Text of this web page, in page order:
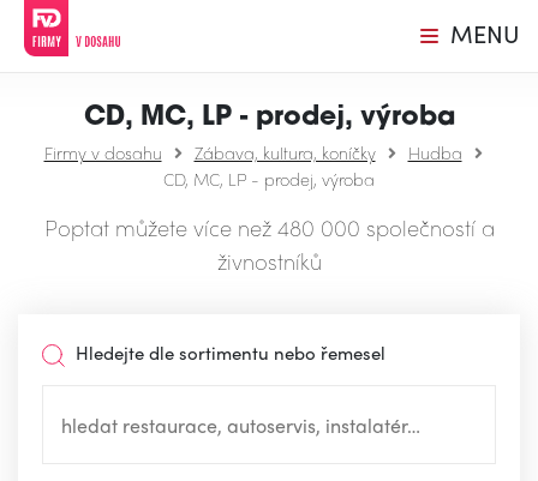
MENU
CD, MC, LP - prodej, výroba
Firmy v dosahu Zábava, kultura, koníčky
Hudba
CD, MC, LP - prodej, výroba
Poptat můžete více než 480 000 společností a
živnostníků
Hledejte dle sortimentu nebo řemesel